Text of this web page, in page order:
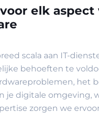
voor elk aspect
scala aan IT-
behoeften te
het
je digitale omgeving,
zorgen we